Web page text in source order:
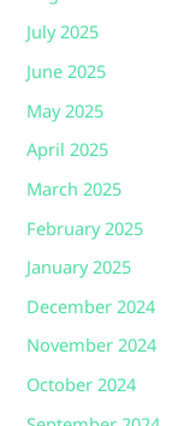
July 2025
June 2025
May 2025
April 2025
March 2025
February 2025
January 2025
December 2024
November 2024
October 2024